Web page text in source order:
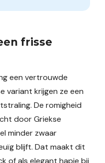
frisse
een vertrouwde
variant krijgen ze een
De romigheid
door Griekse
minder zwaar
blijft. Dat maakt dit
of als elegant hapje bij